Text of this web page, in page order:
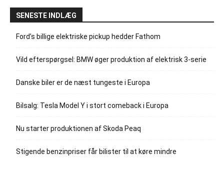
SENESTE INDLÆG
Ford’s billige elektriske pickup hedder Fathom
Vild efterspørgsel: BMW øger produktion af elektrisk 3-serie
Danske biler er de næst tungeste i Europa
Bilsalg: Tesla Model Y i stort comeback i Europa
Nu starter produktionen af Skoda Peaq
Stigende benzinpriser får bilister til at køre mindre